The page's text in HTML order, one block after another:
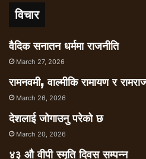
वितरणमा जोड दिएको
राष्ट्रिय अर्थतन्त्रमा
सकारात्मक नतिजा
समाजवादको गन्तव्यमा
निष्कर्श थियो ।
जनताको हातबाट निर्मित
विचार
वैदिक सनातन धर्ममा राजनीति
March 27, 2026
रामनवमी, वाल्मीकि रामायण र
March 26, 2026
देशलाई जोगाउनु परेको छ
March 20, 2026
४३ औ वीपी स्मृति दिवस सम्पन्न